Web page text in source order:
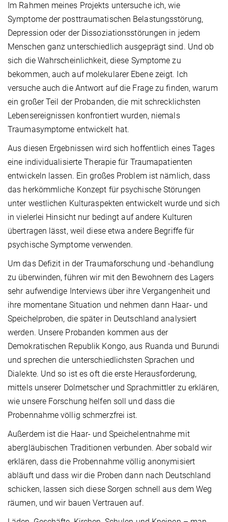
Im Rahmen meines Projekts untersuche ich, wie
Symptome der posttraumatischen Belastungsstörung,
Depression oder der Dissoziationsstörungen in jedem
Menschen ganz unterschiedlich ausgeprägt sind. Und ob
sich die Wahrscheinlichkeit, diese Symptome zu
bekommen, auch auf molekularer Ebene zeigt. Ich
versuche auch die Antwort auf die Frage zu finden, warum
ein großer Teil der Probanden, die mit schrecklichsten
Lebensereignissen konfrontiert wurden, niemals
Traumasymptome entwickelt hat.
Aus diesen Ergebnissen wird sich hoffentlich eines Tages
eine individualisierte Therapie für Traumapatienten
entwickeln lassen. Ein großes Problem ist nämlich, dass
das herkömmliche Konzept für psychische Störungen
unter westlichen Kulturaspekten entwickelt wurde und sich
in vielerlei Hinsicht nur bedingt auf andere Kulturen
übertragen lässt, weil diese etwa andere Begriffe für
psychische Symptome verwenden.
Um das Defizit in der Traumaforschung und -behandlung
zu überwinden, führen wir mit den Bewohnern des Lagers
sehr aufwendige Interviews über ihre Vergangenheit und
ihre momentane Situation und nehmen dann Haar- und
Speichelproben, die später in Deutschland analysiert
werden. Unsere Probanden kommen aus der
Demokratischen Republik Kongo, aus Ruanda und Burundi
und sprechen die unterschiedlichsten Sprachen und
Dialekte. Und so ist es oft die erste Herausforderung,
mittels unserer Dolmetscher und Sprachmittler zu erklären,
wie unsere Forschung helfen soll und dass die
Probennahme völlig schmerzfrei ist.
Außerdem ist die Haar- und Speichelentnahme mit
abergläubischen Traditionen verbunden. Aber sobald wir
erklären, dass die Probennahme völlig anonymisiert
abläuft und dass wir die Proben dann nach Deutschland
schicken, lassen sich diese Sorgen schnell aus dem Weg
räumen, und wir bauen Vertrauen auf.